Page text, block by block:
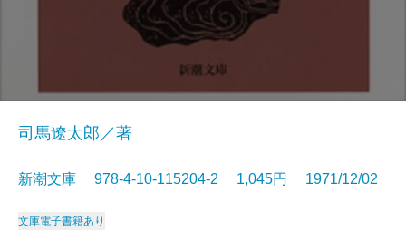
司馬遼太郎／著
新潮文庫 978-4-10-115204-2 1,045円 1971/12/02
文庫電子書籍あり